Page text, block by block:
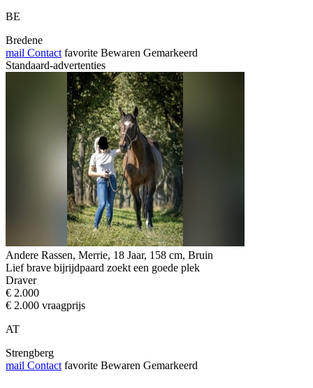
BE
Bredene
mail Contact favorite Bewaren Gemarkeerd
Standaard-advertenties
Andere Rassen, Merrie, 18 Jaar, 158 cm, Bruin
Lief brave bijrijdpaard zoekt een goede plek
Draver
€ 2.000
€ 2.000 vraagprijs
AT
Strengberg
mail Contact favorite Bewaren Gemarkeerd